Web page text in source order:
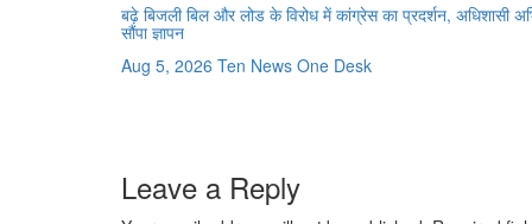
बढ़े बिजली बिल और लोड के विरोध में कांग्रेस का प्रदर्शन, अधिशासी
सौंपा ज्ञापन
Aug 5, 2026 Ten News One Desk
Leave a Reply